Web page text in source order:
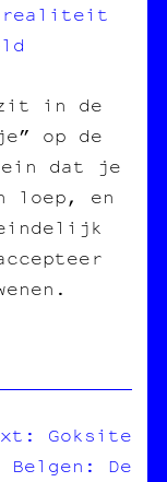
realiteit
zit in de
op de
dat je
loep, en
Goksite
Belgen: De